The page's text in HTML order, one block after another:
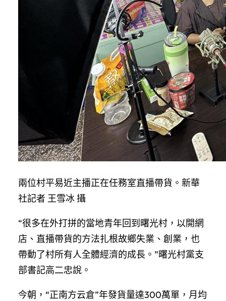
兩位村平易近主播正在任務室直播帶貨。新華
社記者 王雪冰 攝
“很多在外打拼的當地青年回到曙光村，以開網
店、直播帶貨的方法扎根故鄉失業、創業，也
帶動了村所有人全體經濟的成長。”曙光村黨支
部書記高二忠說。
今朝，“正南方云倉”年發貨量達300萬單，月均